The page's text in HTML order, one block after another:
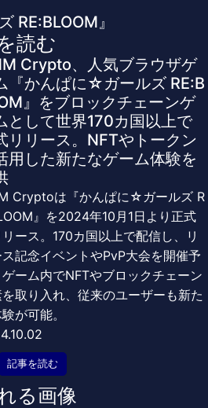
RE:BLOOM』
読む
Crypto、人気ブラウザゲ
『かんぱに☆ガールズ RE:B
』をブロックチェーンゲ
として世界170カ国以上で
リリース。NFTやトークン
用した新たなゲーム体験を
Cryptoは『かんぱに☆ガールズ R
』を2024年10月1日より正式
ース。170カ国以上で配信し、リ
ス記念イベントやPvP大会を開催予
ーム内でNFTやブロックチェーン
取り入れ、従来のユーザーも新た
が可能。
記事を読む
る画像